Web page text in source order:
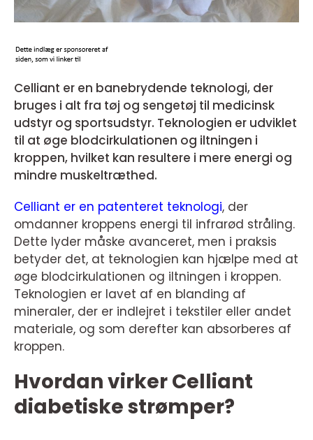
Celliant er en banebrydende teknologi, der
bruges i alt fra tøj og sengetøj til medicinsk
udstyr og sportsudstyr. Teknologien er udviklet
til at øge blodcirkulationen og iltningen i
kroppen, hvilket kan resultere i mere energi og
mindre muskeltræthed.
Celliant er en patenteret teknologi, der
omdanner kroppens energi til infrarød stråling.
Dette lyder måske avanceret, men i praksis
betyder det, at teknologien kan hjælpe med at
øge blodcirkulationen og iltningen i kroppen.
Teknologien er lavet af en blanding af
mineraler, der er indlejret i tekstiler eller andet
materiale, og som derefter kan absorberes af
kroppen.
Hvordan virker Celliant
diabetiske strømper?